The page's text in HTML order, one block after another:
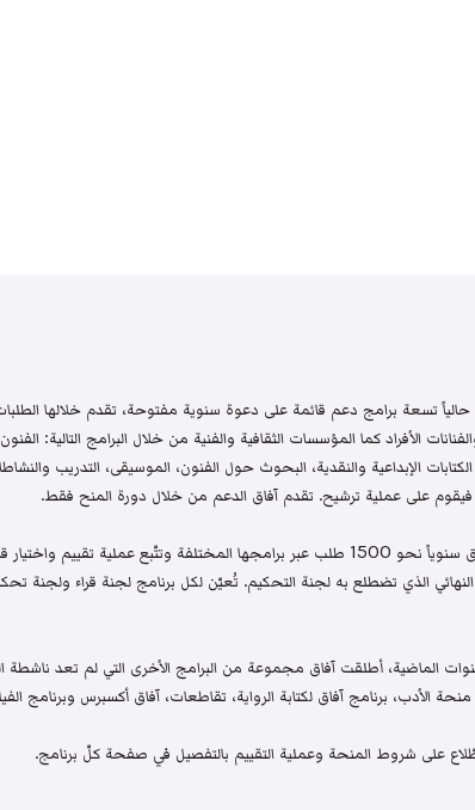
حالياً تسعة برامج دعم قائمة على دعوة سنوية مفتوحة، تقدم خلالها
الأفراد كما المؤسسات الثقافية والفنية من خلال البرامج التالية:
الكتابات الإبداعية والنقدية، البحوث حول الفنون، الموسيقى، التدريب
فيقوم على عملية ترشيح. تقدم آفاق الدعم من خلال دورة المنح فقط.
تتلقى آفاق سنوياً نحو 1500 طلب عبر برامجها المختلفة وتتّبع عملية
النهائي الذي تضطلع به لجنة التحكيم. تُعيّن لكل برنامج لجنة قراء
الماضية، أطلقت آفاق مجموعة من البرامج الأخرى التي لم تعد ناشطة
الأدب، برنامج آفاق لكتابة الرواية، تقاطعات، آفاق أكسبرس وبرنامج
على شروط المنحة وعملية التقييم بالتفصيل في صفحة كلّ برنامج.